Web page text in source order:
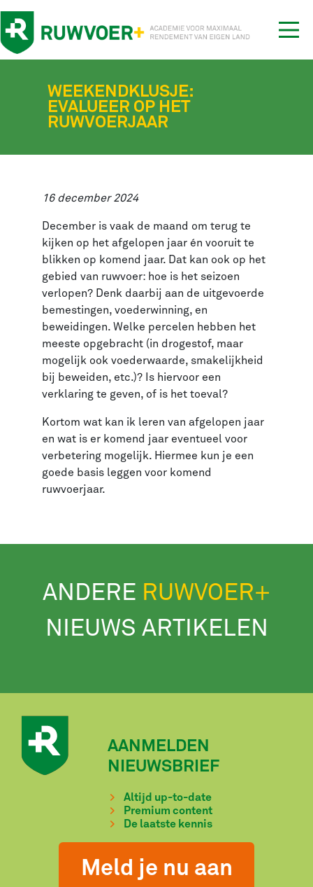
WEEKENDKLUSJE:
EVALUEER OP HET
RUWVOERJAAR
16 december 2024
December is vaak de maand om terug te
kijken op het afgelopen jaar én vooruit te
blikken op komend jaar. Dat kan ook op het
gebied van ruwvoer: hoe is het seizoen
verlopen? Denk daarbij aan de uitgevoerde
bemestingen, voederwinning, en
beweidingen. Welke percelen hebben het
meeste opgebracht (in drogestof, maar
mogelijk ook voederwaarde, smakelijkheid
bij beweiden, etc.)? Is hiervoor een
verklaring te geven, of is het toeval?
Kortom wat kan ik leren van afgelopen jaar
en wat is er komend jaar eventueel voor
verbetering mogelijk. Hiermee kun je een
goede basis leggen voor komend
ruwvoerjaar.
ANDERE RUWVOER+
NIEUWS ARTIKELEN
AANMELDEN
NIEUWSBRIEF
Altijd up-to-date
Premium content
De laatste kennis
Meld je nu aan